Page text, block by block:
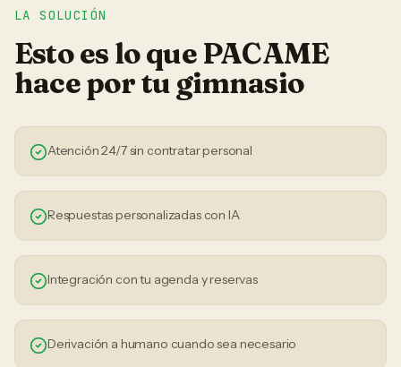
LA SOLUCIÓN
Esto es lo que PACAME
hace por tu gimnasio
Atención 24/7 sin contratar personal
Respuestas personalizadas con IA
Integración con tu agenda y reservas
Derivación a humano cuando sea necesario